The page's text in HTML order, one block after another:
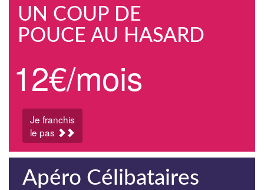
UN COUP DE
POUCE AU HASARD
12€/mois
Je franchis
le pas
Apéro Célibataires